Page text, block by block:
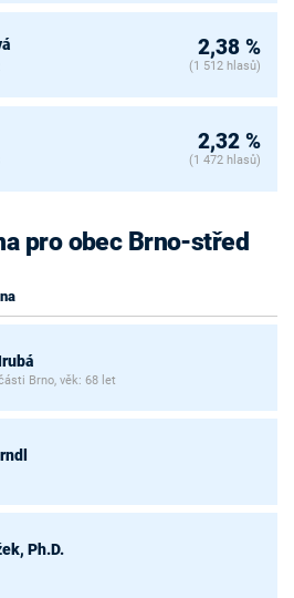
2,38 %
(1 512 hlasů)
2,32 %
(1 472 hlasů)
pro obec Brno-střed
Brno, věk: 68 let
Ph.D.